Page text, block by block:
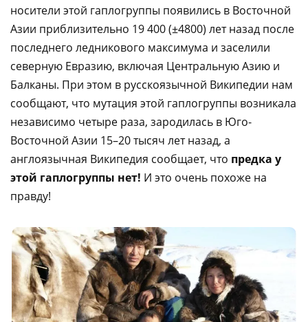
носители этой гаплогруппы появились в Восточной
Азии приблизительно 19 400 (±4800) лет назад после
последнего ледникового максимума и заселили
северную Евразию, включая Центральную Азию и
Балканы. При этом в русскоязычной Википедии нам
сообщают, что мутация этой гаплогруппы возникала
независимо четыре раза, зародилась в Юго-
Восточной Азии 15–20 тысяч лет назад, а
англоязычная Википедия сообщает, что предка у
этой гаплогруппы нет! И это очень похоже на
правду!